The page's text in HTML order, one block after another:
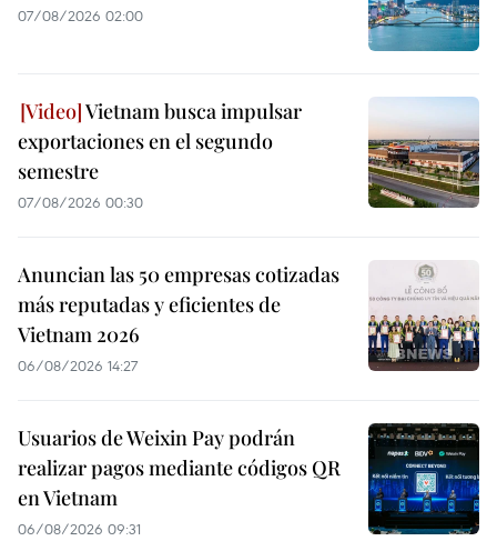
07/08/2026 02:00
Vietnam busca impulsar
exportaciones en el segundo
semestre
07/08/2026 00:30
Anuncian las 50 empresas cotizadas
más reputadas y eficientes de
Vietnam 2026
06/08/2026 14:27
Usuarios de Weixin Pay podrán
realizar pagos mediante códigos QR
en Vietnam
06/08/2026 09:31